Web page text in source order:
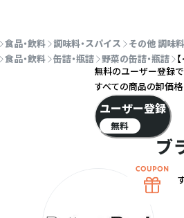
食品・飲料 調味料・スパイス その他 調味
食品・飲料 缶詰・瓶詰 野菜の缶詰・瓶詰
ブ
無料のユーザー登録で
すべての商品の卸価格
ユーザー登録
無料